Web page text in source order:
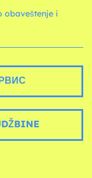
obaveštenje i